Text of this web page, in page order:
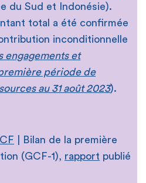
du Sud et Indonésie).
total a été confirmée
inconditionnelle
engagements et
période de
au 31 août 2023).
| Bilan de la première
(GCF-1), rapport publié